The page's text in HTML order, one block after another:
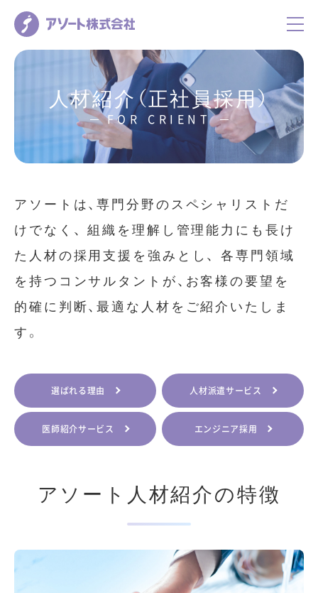
人材紹介（正社員採用）
FOR CRIENT
アソートは、専門分野のスペシャリストだ
けでなく、組織を理解し管理能力にも長け
た人材の採用支援を強みとし、各専門領域
を持つコンサルタントが、お客様の要望を
的確に判断、最適な人材をご紹介いたしま
す。
選ばれる理由 人材派遣サービス
医師紹介サービス エンジニア採用
アソート人材紹介の特徴